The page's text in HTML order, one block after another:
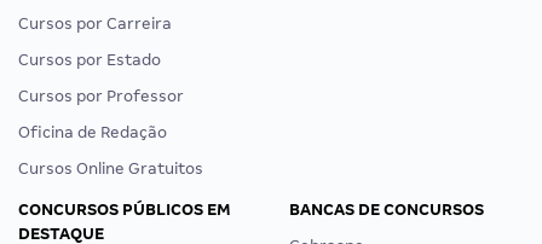
Cursos por Carreira
Cursos por Estado
Cursos por Professor
Oficina de Redação
Cursos Online Gratuitos
CONCURSOS PÚBLICOS EM
DESTAQUE
BANCAS DE CONCURSOS